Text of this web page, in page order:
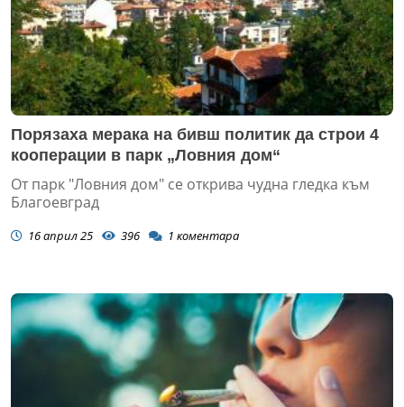
Порязаха мерака на бивш политик да строи 4
кооперации в парк „Ловния дом“
От парк "Ловния дом" се открива чудна гледка към
Благоевград
16 април 25 396 1 коментара